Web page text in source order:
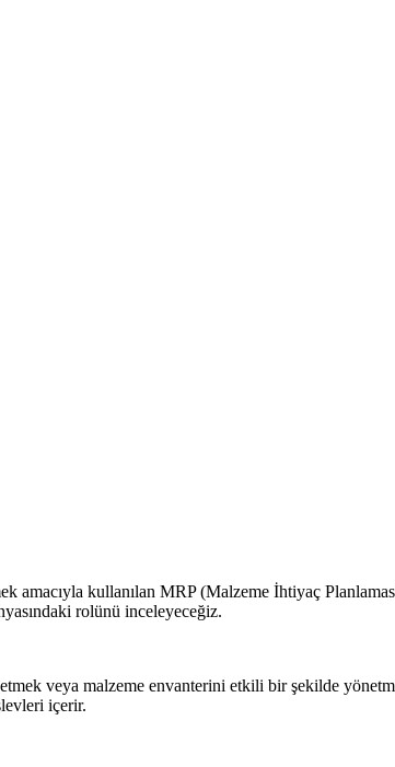
amacıyla kullanılan MRP (Malzeme İhtiyaç
rolünü inceleyeceğiz.
veya malzeme envanterini etkili bir şekilde
içerir.